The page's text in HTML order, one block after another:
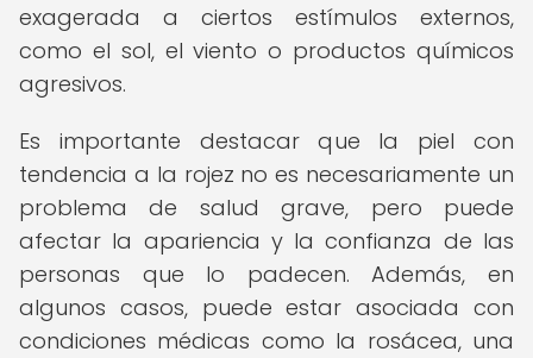
exagerada a ciertos estímulos externos,
como el sol, el viento o productos químicos
agresivos.
Es importante destacar que la piel con
tendencia a la rojez no es necesariamente un
problema de salud grave, pero puede
afectar la apariencia y la confianza de las
personas que lo padecen. Además, en
algunos casos, puede estar asociada con
condiciones médicas como la rosácea, una